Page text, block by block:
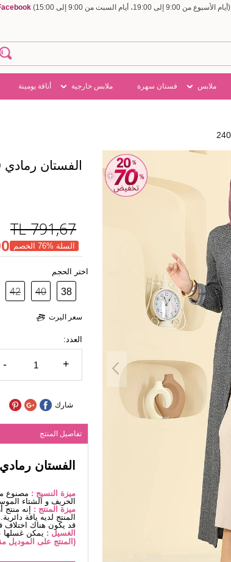
ملابس فستان سهرة ملابس خارجية أناقة يومينة
الفستان رمادي 24008UKB139
791,67
TL
السلة %76 الخصم
اختر الحجم
38
40
42
سعر اليرت
العدد:
- +
شارك
تفاصيل المنتج
الفستان رمادي
ميزة النسيج : مصنوع
الخريف و الشتاء
ميزة المنتج : إنه
المنتج لديه ياقة
قد يكون هناك اختلاف
الغسيل : يمكن غسلها عند 30 درجة دون كتابة.
(المنتج على الموديل